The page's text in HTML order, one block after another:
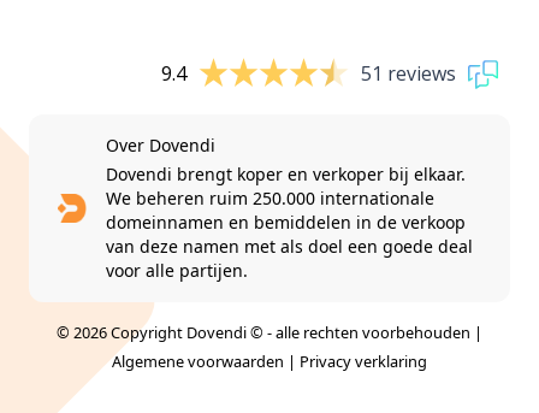
9.4 51 reviews
Over Dovendi
Dovendi brengt koper en verkoper bij elkaar.
We beheren ruim 250.000 internationale
domeinnamen en bemiddelen in de verkoop
van deze namen met als doel een goede deal
voor alle partijen.
© 2026 Copyright Dovendi © - alle rechten voorbehouden |
Algemene voorwaarden | Privacy verklaring